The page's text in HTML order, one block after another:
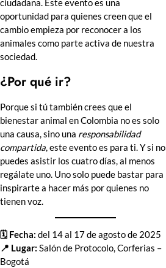
ciudadana. Este evento es una
oportunidad para quienes creen que el
cambio empieza por reconocer a los
animales como parte activa de nuestra
sociedad.
¿Por qué ir?
Porque si tú también crees que el
bienestar animal en Colombia no es solo
una causa, sino una responsabilidad
compartida, este evento es para ti. Y si no
puedes asistir los cuatro días, al menos
regálate uno. Uno solo puede bastar para
inspirarte a hacer más por quienes no
tienen voz.
🗓️ Fecha: del 14 al 17 de agosto de 2025
📍 Lugar: Salón de Protocolo, Corferias –
Bogotá